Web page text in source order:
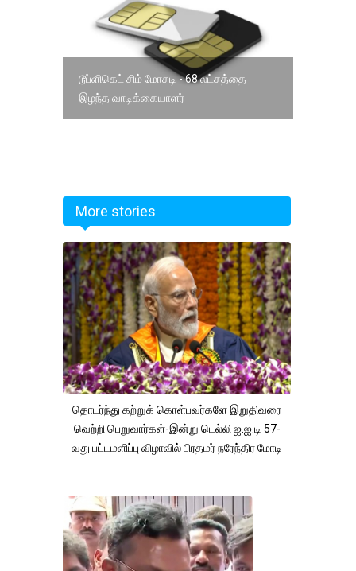
டூப்ளிகெட் சிம் மோசடி - 68 லட்சத்தை
இழந்த வாடிக்கையாளர்
More stories
தொடர்ந்து கற்றுக் கொள்பவர்களே இறுதிவரை
வெற்றி பெறுவார்கள்-இன்று டெல்லி ஐ.ஐ.டி 57-
வது பட்டமளிப்பு விழாவில் பிரதமர் நரேந்திர மோடி